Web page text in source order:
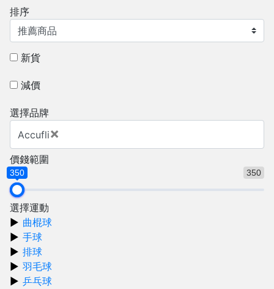
排序
新貨
減價
選擇品牌
Accufli×
價錢範圍
350
350
選擇運動
曲棍球
手球
排球
羽毛球
乒乓球